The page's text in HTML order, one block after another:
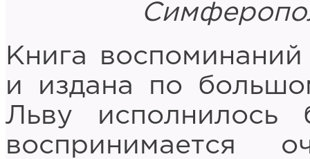
Книга
и издана по
Льву
воспринимается